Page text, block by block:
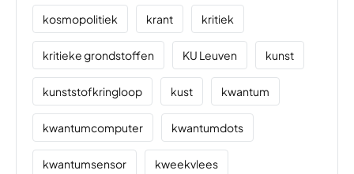
kosmopolitiek krant kritiek
kritieke grondstoffen KU Leuven kunst
kunststofkringloop kust kwantum
kwantumcomputer kwantumdots
kwantumsensor kweekvlees